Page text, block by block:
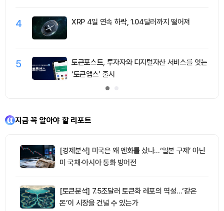
4 XRP 4일 연속 하락, 1.04달러까지 떨어져
5
토큰포스트, 투자자와 디지털자산 서비스를 잇는
‘토큰앱스’ 출시
지금 꼭 알아야 할 리포트
[경제분석] 미국은 왜 엔화를 샀나…‘일본 구제’ 아닌
미 국채·아시아 통화 방어전
[토큰분석] 7.5조달러 토큰화 레포의 역설…‘같은
돈’이 시장을 건널 수 있는가